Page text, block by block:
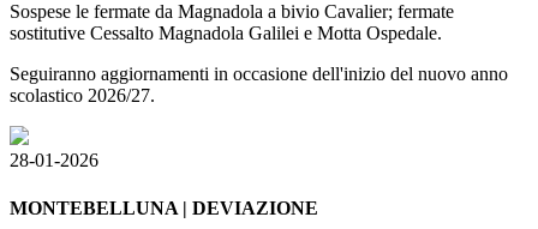
Sospese le fermate da Magnadola a bivio Cavalier; fermate
sostitutive Cessalto Magnadola Galilei e Motta Ospedale.
Seguiranno aggiornamenti in occasione dell'inizio del nuovo anno
scolastico 2026/27.
28-01-2026
MONTEBELLUNA | DEVIAZIONE